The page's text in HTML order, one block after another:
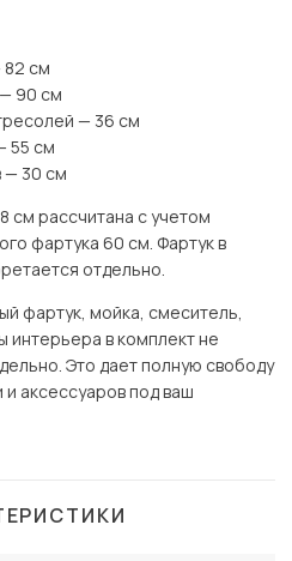
82 см
90 см
— 36 см
55 см
— 30 см
см рассчитана с учетом
фартука 60 см. Фартук в
отдельно.
фартук, мойка, смеситель,
интерьера в комплект не
Это дает полную свободу
и аксессуаров под ваш